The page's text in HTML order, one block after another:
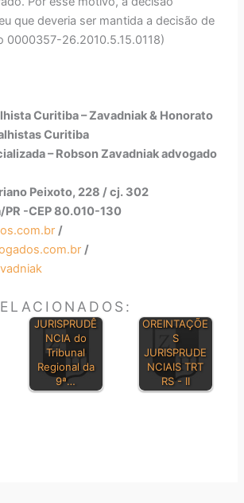
que deveria ser mantida a decisão de
0000357-26.2010.5.15.0118)
Curitiba – Zavadniak & Honorato
Curitiba
– Robson Zavadniak advogado
Peixoto, 228 / cj. 302
-CEP 80.010-130
/
/
BOLETIM DE
JURISPRUDÊ
NCIA do
Tribunal
Regional da
9ª…
OREINTAÇÕE
S
JURISPRUDE
NCIAIS TRT
RS - II